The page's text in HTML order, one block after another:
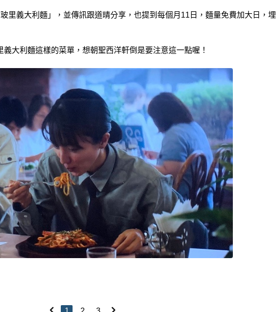
里義大利麵」，並傳訊跟道晴分享，也提到每個月11日，麵量免費加大日，埋
大利麵這樣的菜單，想朝聖西洋軒倒是要注意這一點喔！